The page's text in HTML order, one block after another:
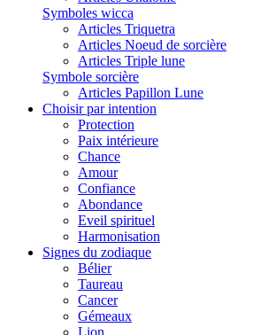
Symboles wicca
Articles Triquetra
Articles Noeud de sorcière
Articles Triple lune
Symbole sorcière
Articles Papillon Lune
Choisir par intention
Protection
Paix intérieure
Chance
Amour
Confiance
Abondance
Eveil spirituel
Harmonisation
Signes du zodiaque
Bélier
Taureau
Cancer
Gémeaux
Lion